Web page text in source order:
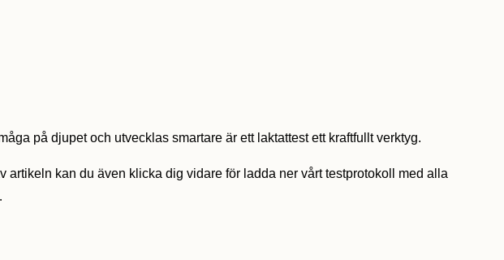
på djupet och utvecklas smartare är ett laktattest ett kraftfullt verktyg.
artikeln kan du även klicka dig vidare för ladda ner vårt testprotokoll med alla